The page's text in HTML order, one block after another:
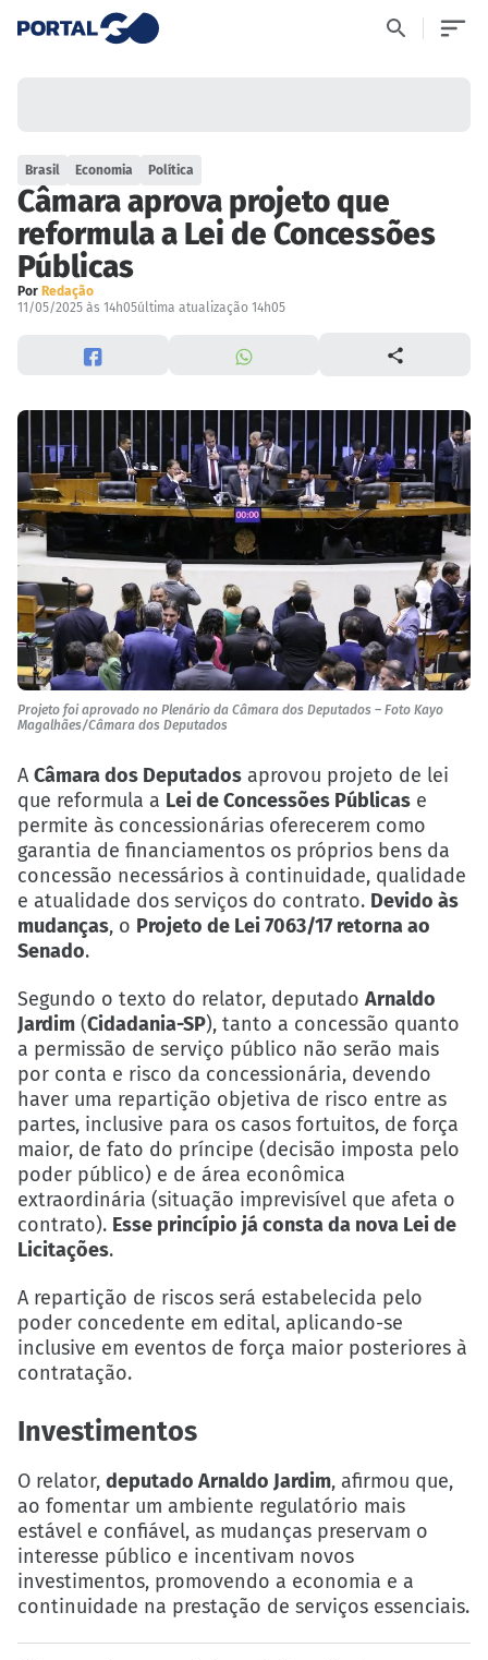
Brasil Economia Política
Câmara aprova projeto que
reformula a Lei de Concessões
Públicas
Por Redação
11/05/2025 às 14h05última atualização 14h05
Projeto foi aprovado no Plenário da Câmara dos Deputados – Foto Kayo
Magalhães/Câmara dos Deputados
A Câmara dos Deputados aprovou projeto de lei
que reformula a Lei de Concessões Públicas e
permite às concessionárias oferecerem como
garantia de financiamentos os próprios bens da
concessão necessários à continuidade, qualidade
e atualidade dos serviços do contrato. Devido às
mudanças, o Projeto de Lei 7063/17 retorna ao
Senado.
Segundo o texto do relator, deputado Arnaldo
Jardim (Cidadania-SP), tanto a concessão quanto
a permissão de serviço público não serão mais
por conta e risco da concessionária, devendo
haver uma repartição objetiva de risco entre as
partes, inclusive para os casos fortuitos, de força
maior, de fato do príncipe (decisão imposta pelo
poder público) e de área econômica
extraordinária (situação imprevisível que afeta o
contrato). Esse princípio já consta da nova Lei de
Licitações.
A repartição de riscos será estabelecida pelo
poder concedente em edital, aplicando-se
inclusive em eventos de força maior posteriores à
contratação.
Investimentos
O relator, deputado Arnaldo Jardim, afirmou que,
ao fomentar um ambiente regulatório mais
estável e confiável, as mudanças preservam o
interesse público e incentivam novos
investimentos, promovendo a economia e a
continuidade na prestação de serviços essenciais.